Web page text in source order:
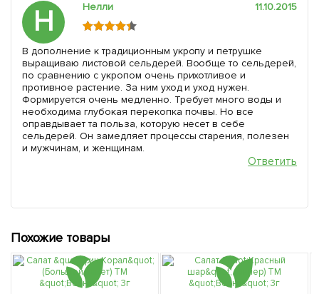
Н Нелли 11.10.2015
В дополнение к традиционным укропу и петрушке
выращиваю листовой сельдерей. Вообще то сельдерей,
по сравнению с укропом очень прихотливое и
противное растение. За ним уход и уход нужен.
Формируется очень медленно. Требует много воды и
необходима глубокая перекопка почвы. Но все
оправдывает та польза, которую несет в себе
сельдерей. Он замедляет процессы старения, полезен
и мужчинам, и женщинам.
Ответить
Похожие товары